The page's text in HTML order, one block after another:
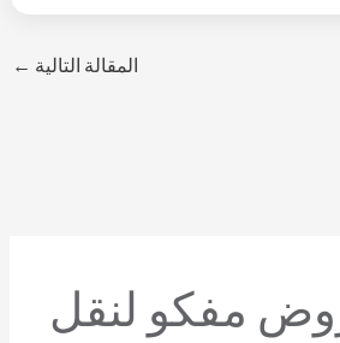
المزيد من العملاء.
المقالة التالية ←
مفكو لنقل